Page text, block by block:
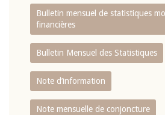
Bulletin mensuel de statistiques
financières
Bulletin Mensuel des Statistiques
Note d’information
Note mensuelle de conjoncture